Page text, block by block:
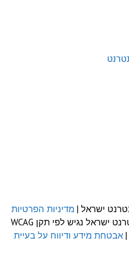
ישראל | מדיניות הפרטיות
| אתר אינטרנט ישראל נגיש לפי תקן WCAG
| אבטחת מידע ודיווח על בעיית